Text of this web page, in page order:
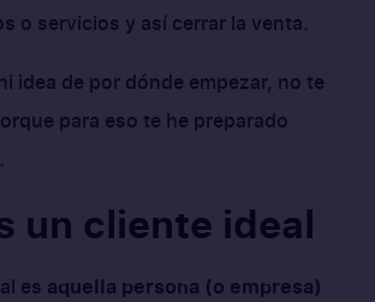
o servicios y así cerrar la venta.
idea de por dónde empezar, no te
para eso te he preparado
un cliente ideal
es aquella persona (o empresa)